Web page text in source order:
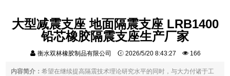
大型减震支座 地面隔震支座 LRB1400
铅芯橡胶隔震支座生产厂家
衡水双林橡胶制品有限公司 2026/5/20 8:43:27 166
内容简介：希望在继续提高隔震技术理论研究水平的同时，与大力付诸于工